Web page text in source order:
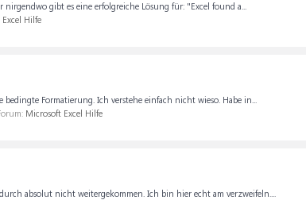
nirgendwo gibt es eine erfolgreiche Lösung für: "Excel found a...
Hilfe
Formatierung. Ich verstehe einfach nicht wieso. Habe in...
Microsoft Excel Hilfe
absolut nicht weitergekommen. Ich bin hier echt am verzweifeln....